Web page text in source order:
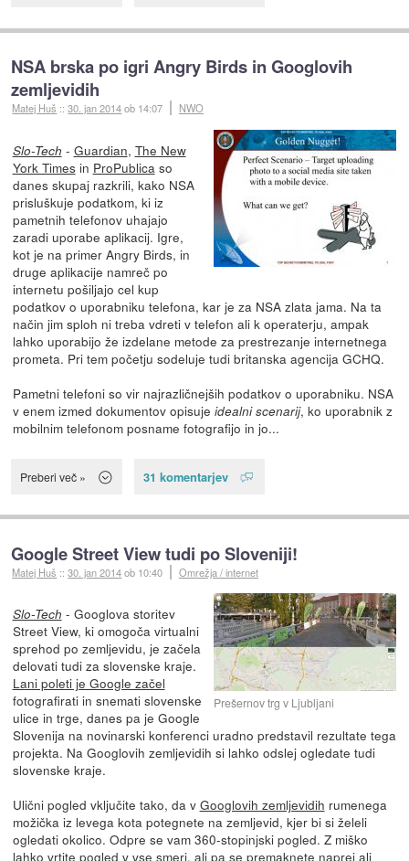
NSA brska po igri Angry Birds in Googlovih
zemljevidih
Matej Huš ::30. jan 2014ob 14:07 NWO
Slo-Tech - Guardian, The New
York Timesin ProPublicaso
danes skupaj razkrili, kako NSA
prisluškuje podatkom, ki iz
pametnih telefonov uhajajo
zaradi uporabe aplikacij. Igre,
kot je na primer Angry Birds, in
druge aplikacije namreč po
internetu pošiljajo cel kup
podatkov o uporabniku telefona, kar je za NSA zlata jama. Na ta
način jim sploh ni treba vdreti v telefon ali k operaterju, ampak
lahko uporabijo že izdelane metode za prestrezanje internetnega
prometa. Pri tem početju sodeluje tudi britanska agencija GCHQ.
Pametni telefoni so vir najrazličnejših podatkov o uporabniku. NSA
v enem izmed dokumentov opisuje idealni scenarij, ko uporabnik z
mobilnim telefonom posname fotografijo in jo...
Preberi več » 31 komentarjev
Google Street View tudi po Sloveniji!
Matej Huš ::30. jan 2014ob 10:40 Omrežja / internet
Prešernov trg v Ljubljani
Slo-Tech - Googlova storitev
Street View, ki omogoča virtualni
sprehod po zemljevidu, je začela
delovati tudi za slovenske kraje.
Lani poleti je Google začel
fotografirati in snemati slovenske
ulice in trge, danes pa je Google
Slovenija na novinarski konferenci uradno predstavil rezultate tega
projekta. Na Googlovih zemljevidih si lahko odslej ogledate tudi
slovenske kraje.
Ulični pogled vključite tako, da v Googlovih zemljevidih rumenega
možička iz levega kota potegnete na zemljevid, kjer bi si želeli
ogledati okolico. Odpre se vam 360-stopinjski pogled. Z miško
lahko vrtite pogled v vse smeri, ali pa se premaknete naprej ali